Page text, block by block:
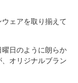
ェアを取り揃えて
日のように朗らか
オリジナルブラン